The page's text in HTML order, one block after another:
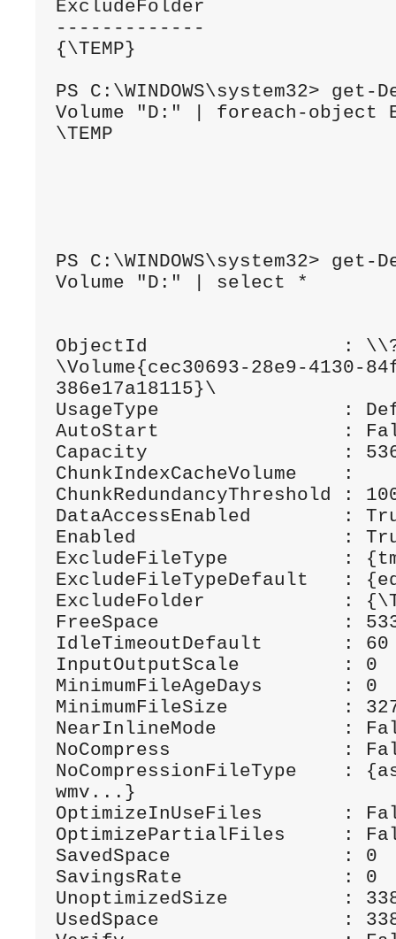
ExcludeFolder
-------------
{\TEMP}
PS C:\WINDOWS\system32> get-
Volume "D:" | foreach-object
\TEMP
PS C:\WINDOWS\system32> get-
Volume "D:" | select *
ObjectId                 :
\Volume{cec30693-28e9-4130-
386e17a18115}\
UsageType                :
AutoStart                :
Capacity                 :
ChunkIndexCacheVolume    :
ChunkRedundancyThreshold :
DataAccessEnabled        :
Enabled                  :
ExcludeFileType          :
ExcludeFileTypeDefault   :
ExcludeFolder            :
FreeSpace                :
IdleTimeoutDefault       : 60
InputOutputScale         : 0
MinimumFileAgeDays       : 0
MinimumFileSize          :
NearInlineMode           :
NoCompress               :
NoCompressionFileType    :
wmv...}
OptimizeInUseFiles       :
OptimizePartialFiles     :
SavedSpace               : 0
SavingsRate              : 0
UnoptimizedSize          :
UsedSpace                :